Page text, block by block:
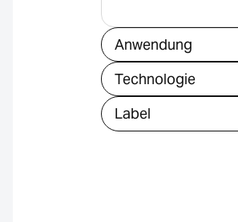
Anwendung
Technologie
Label